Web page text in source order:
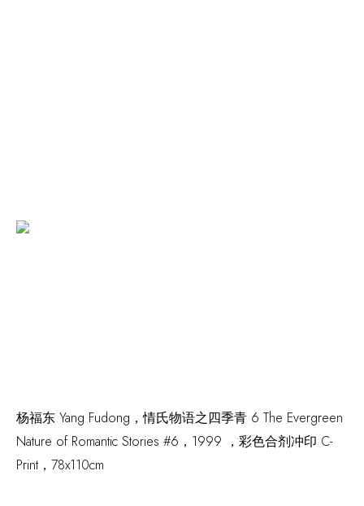
杨福东 Yang Fudong，情氏物语之四季青 6 The Evergreen
Nature of Romantic Stories #6 ，1999 ，彩色合剂冲印 C-
Print，78x110cm